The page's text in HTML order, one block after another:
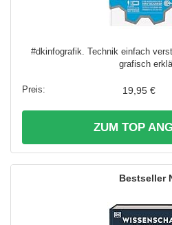
#dkinfografik. Technik einfach
grafisch
19,95 €
ZUM TOP